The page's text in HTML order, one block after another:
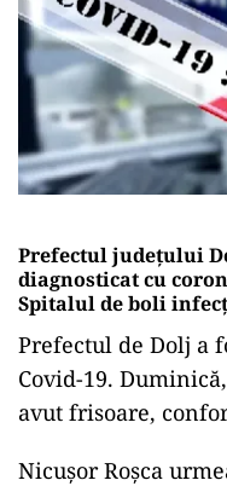
Prefectul judeţului
diagnosticat cu
Spitalul de boli
Prefectul de Dolj a
Covid-19.
avut frisoare,
Nicuşor Roşca